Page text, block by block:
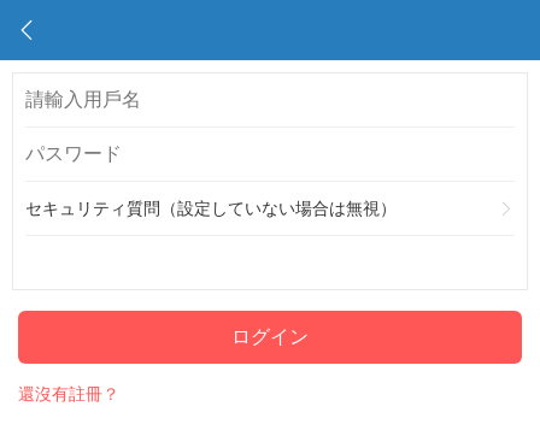
セキュリティ質問（設定していない場合は無視）
ログイン
還沒有註冊？